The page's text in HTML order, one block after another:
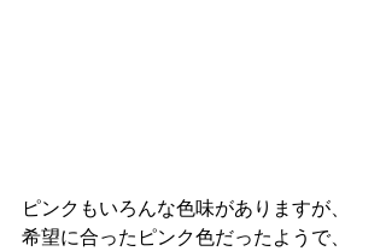
ピンクもいろんな色味がありますが、
希望に合ったピンク色だったようで、